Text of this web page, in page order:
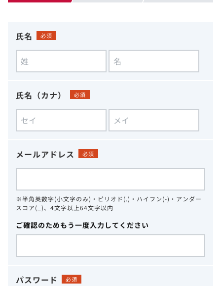
氏名 必須
氏名（カナ） 必須
メールアドレス 必須
※半角英数字(小文字のみ)・ピリオド(.)・ハイフン(-)・アンダー
スコア(_)、4文字以上64文字以内
ご確認のためもう一度入力してください
パスワード 必須